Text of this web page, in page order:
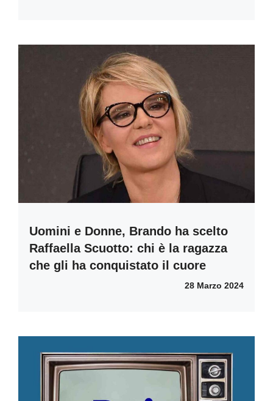
Uomini e Donne, Brando ha scelto
Raffaella Scuotto: chi è la ragazza
che gli ha conquistato il cuore
28 Marzo 2024